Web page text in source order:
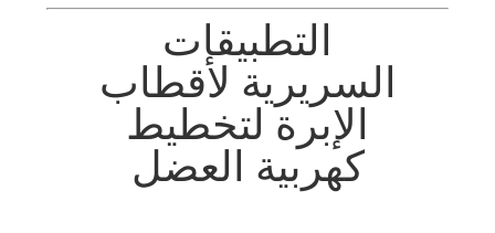
التطبيقات
السريرية لأقطاب
الإبرة لتخطيط
كهربية العضل